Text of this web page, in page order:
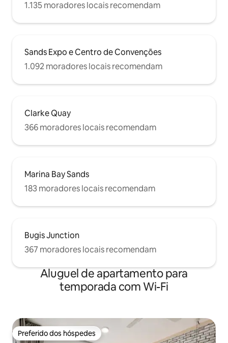
1.135 moradores locais recomendam
Sands Expo e Centro de Convenções
1.092 moradores locais recomendam
Clarke Quay
366 moradores locais recomendam
Marina Bay Sands
183 moradores locais recomendam
Bugis Junction
367 moradores locais recomendam
Aluguel de apartamento para
temporada com Wi-Fi
Preferido dos hóspedes
Preferido dos hóspedes